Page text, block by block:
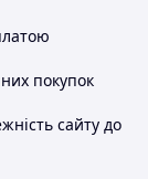
покупок
сайту до